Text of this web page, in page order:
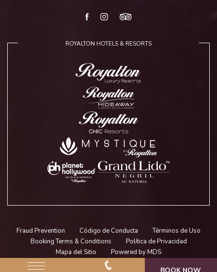
ROYALTON HOTELS & RESORTS
Fraud Prevention Código de Conducta
Términos de Uso
Booking Terms & Conditions
Política de Privacidad
Mapa del Sitio
Powered by MDS